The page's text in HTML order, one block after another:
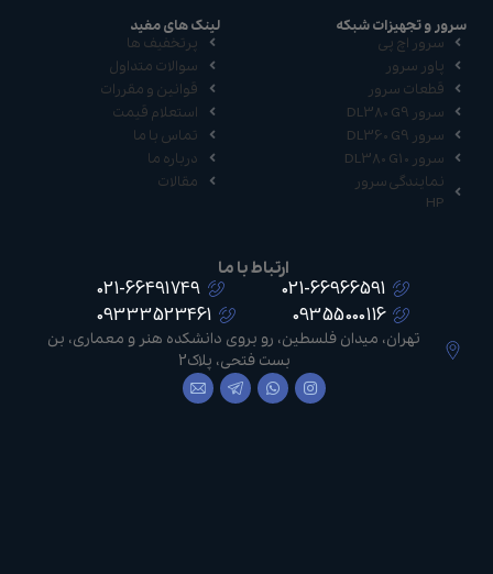
سرور و تجهیزات شبکه
سرور اچ پی
پاور سرور
قطعات سرور
سرور DL380 G9
سرور DL360 G9
سرور DL380 G10
نمایندگی سرور
HP
لینک های مفید
پرتخفیف ها
سوالات متداول
قوانین و مقررات
استعلام قیمت
تماس با ما
درباره ما
مقالات
ارتباط با ما
021-66966591
021-66491749
09355000116
09333523461
تهران، میدان فلسطین، رو بروی دانشکده هنر و معماری، بن
بست فتحی، پلاک2